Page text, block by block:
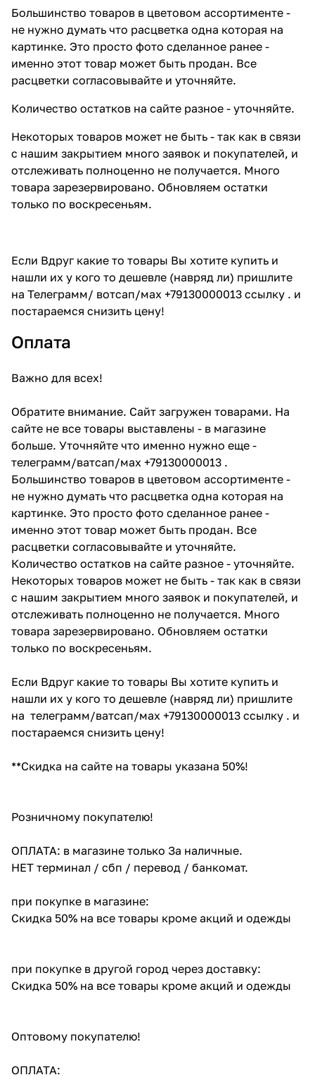
Большинство товаров в цветовом ассортименте -
не нужно думать что расцветка одна которая на
картинке. Это просто фото сделанное ранее -
именно этот товар может быть продан. Все
расцветки согласовывайте и уточняйте.
Количество остатков на сайте разное - уточняйте.
Некоторых товаров может не быть - так как в связи
с нашим закрытием много заявок и покупателей, и
отслеживать полноценно не получается. Много
товара зарезервировано. Обновляем остатки
только по воскресеньям.
Если Вдруг какие то товары Вы хотите купить и
нашли их у кого то дешевле (навряд ли) пришлите
на Телеграмм/ вотсап/мах +79130000013 ссылку . и
постараемся снизить цену!
Оплата
Важно для всех!
Обратите внимание. Сайт загружен товарами. На
сайте не все товары выставлены - в магазине
больше. Уточняйте что именно нужно еще -
телеграмм/ватсап/мах +79130000013 .
Большинство товаров в цветовом ассортименте -
не нужно думать что расцветка одна которая на
картинке. Это просто фото сделанное ранее -
именно этот товар может быть продан. Все
расцветки согласовывайте и уточняйте.
Количество остатков на сайте разное - уточняйте.
Некоторых товаров может не быть - так как в связи
с нашим закрытием много заявок и покупателей, и
отслеживать полноценно не получается. Много
товара зарезервировано. Обновляем остатки
только по воскресеньям.
Если Вдруг какие то товары Вы хотите купить и
нашли их у кого то дешевле (навряд ли) пришлите
на телеграмм/ватсап/мах +79130000013 ссылку . и
постараемся снизить цену!
**Скидка на сайте на товары указана 50%!
Розничному покупателю!
ОПЛАТА: в магазине только За наличные.
НЕТ терминал / сбп / перевод / банкомат.
при покупке в магазине:
Скидка 50% на все товары кроме акций и одежды
при покупке в другой город через доставку:
Скидка 50% на все товары кроме акций и одежды
Оптовому покупателю!
ОПЛАТА: